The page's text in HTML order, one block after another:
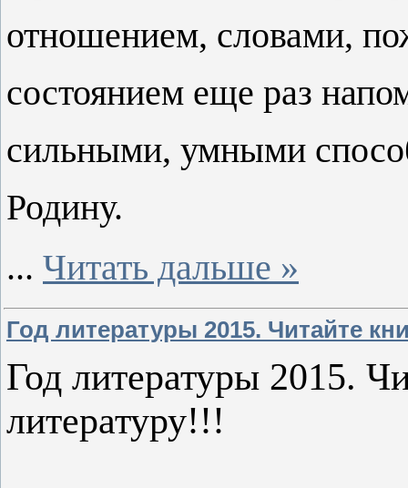
отношением, словами,
состоянием еще раз
сильными, умными
Родину.
... Читать дальше »
Год литературы 2015. Читайте
Год литературы 2015.
литературу!!!